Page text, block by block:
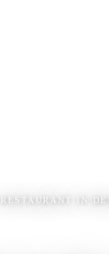
RESTAURANT IN